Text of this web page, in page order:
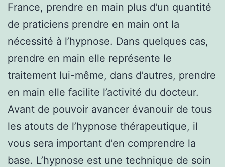
France, prendre en main plus d’un quantité
de praticiens prendre en main ont la
nécessité à l’hypnose. Dans quelques cas,
prendre en main elle représente le
traitement lui-même, dans d’autres, prendre
en main elle facilite l’activité du docteur.
Avant de pouvoir avancer évanouir de tous
les atouts de l’hypnose thérapeutique, il
vous sera important d’en comprendre la
base. L’hypnose est une technique de soin